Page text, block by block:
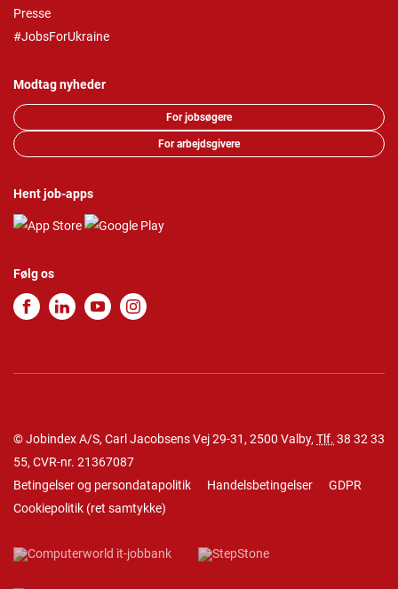
Presse
#JobsForUkraine
Modtag nyheder
For jobsøgere
For arbejdsgivere
Hent job-apps
Følg os
© Jobindex A/S, Carl Jacobsens Vej 29-31, 2500 Valby, Tlf. 38 32 33
55, CVR-nr. 21367087
Betingelser og persondatapolitik
Handelsbetingelser
GDPR
Cookiepolitik (ret samtykke)